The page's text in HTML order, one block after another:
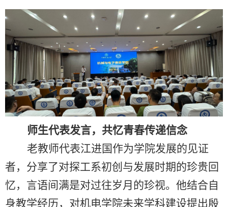
师生代表发言，共忆青春传递信念
老教师代表江进国作为学院发展的见证
者，分享了对探工系初创与发展时期的珍贵回
忆，言语间满是对过往岁月的珍视。他结合自
身教学经历，对机电学院未来学科建设提出殷